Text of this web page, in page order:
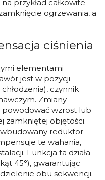
przykład całkowite
ogrzewania, a
ciśnienia
elementami
jest w pozycji
czynnik
Zmiany
wzrost lub
zamkniętej objętości.
wbudowany reduktor
te wahania,
Funkcja ta działa
45°), gwarantując
obu sekwencji.